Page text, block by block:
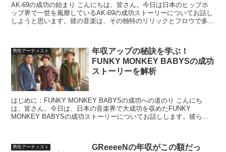
AK-69の成功の始まり こんにちは、皆さん。今日は日本のヒップホ
ップ界で一世を風靡しているAK-69の成功ストーリーについてお話し
しようと思います。彼の音楽は、その独特のリリックとフロウで多く
男性アーティスト
年収アップの秘訣を学ぶ！
FUNKY MONKEY BABYSの成功
ストーリーを解析
はじめに：FUNKY MONKEY BABYSの成功への道のり こんにち
は、皆さん。今日は、日本の音楽界で大成功を収めたFUNKY
MONKEY BABYSの成功ストーリーについてお話しします。彼らの
男性アーティスト
GReeeeNの年収がこの額だっ